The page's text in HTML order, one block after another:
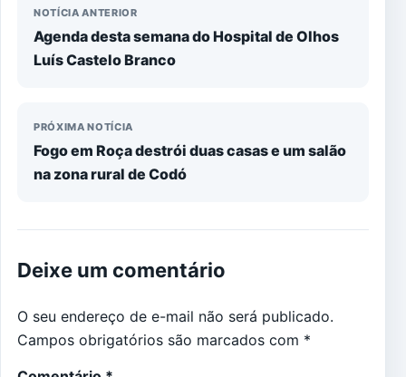
NOTÍCIA ANTERIOR
Agenda desta semana do Hospital de Olhos
Luís Castelo Branco
PRÓXIMA NOTÍCIA
Fogo em Roça destrói duas casas e um salão
na zona rural de Codó
Deixe um comentário
O seu endereço de e-mail não será publicado.
Campos obrigatórios são marcados com *